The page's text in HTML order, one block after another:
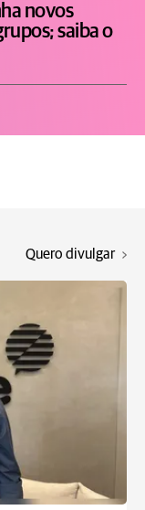
novos
saiba o
Quero divulgar